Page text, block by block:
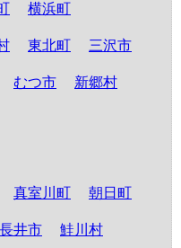
横浜町
東北町 三沢市
むつ市 新郷村
真室川町 朝日町
長井市 鮭川村